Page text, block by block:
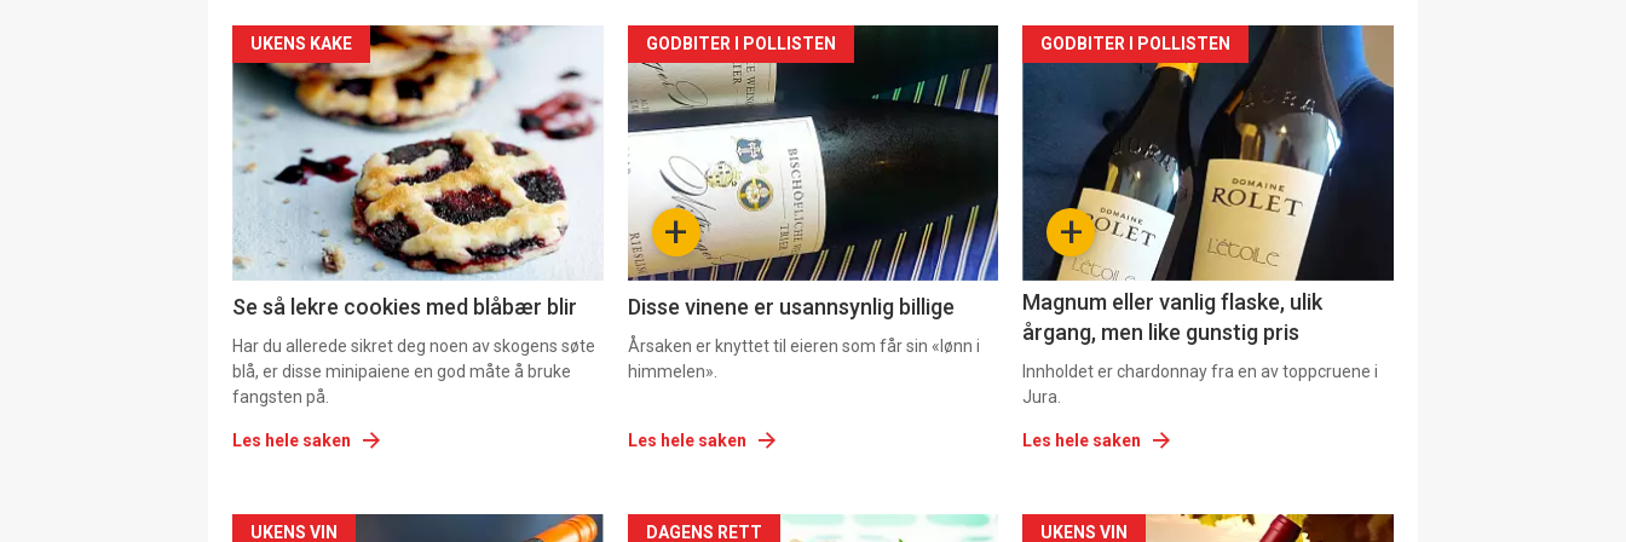
UKENS KAKE
Se så lekre cookies med blåbær blir
Har du allerede sikret deg noen av skogens søte
blå, er disse minipaiene en god måte å bruke
fangsten på.
Les hele saken
Forsiden
akkurat
nå
2 +
GODBITER I POLLISTEN
Disse vinene er usannsynlig billige
Årsaken er knyttet til eieren som får sin «lønn i
himmelen».
Les hele saken
Forsiden
akkurat
+
GODBITER I POLLISTEN
Magnum eller vanlig flaske, ulik
årgang, men like gunstig pris
Innholdet er chardonnay fra en av toppcruene i
Jura.
Les hele saken
UKENS VIN DAGENS RETT UKENS VIN